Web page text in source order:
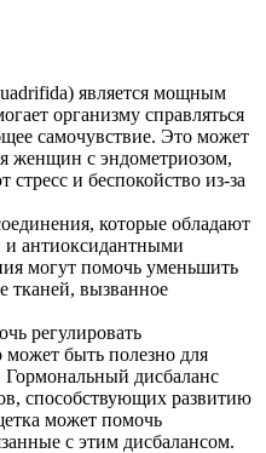
является мощным
организму справляться
самочувствие. Это может
женщин с эндометриозом,
и беспокойство из-за
которые обладают
и антиоксидантными
могут помочь уменьшить
тканей, вызванное
регулировать
быть полезно для
дисбаланс
способствующих развитию
может помочь
с этим дисбалансом.